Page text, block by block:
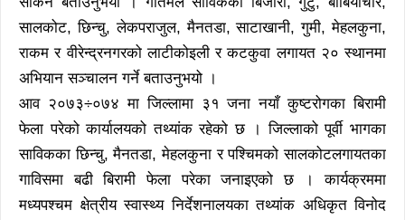
सालकोट, छिन्चु, लेकपराजुल, मैनतडा, साटाखानी, गुमी, मेहलकुना,
राकम र वीरेन्द्रनगरको लाटीकोइली र कटकुवा लगायत २० स्थानमा
अभियान सञ्चालन गर्ने बताउनुभयो ।
आव २०७३÷०७४ मा जिल्लामा ३१ जना नयाँ कुष्टरोगका बिरामी
फेला परेको कार्यालयको तथ्यांक रहेको छ । जिल्लाको पूर्वी भागका
साविकका छिन्चु, मैनतडा, मेहलकुना र पश्चिमको सालकोटलगायतका
गाविसमा बढी बिरामी फेला परेका जनाइएको छ । कार्यक्रममा
मध्यपश्चम क्षेत्रीय स्वास्थ्य निर्देशनालयका तथ्यांक अधिकृत विनोद